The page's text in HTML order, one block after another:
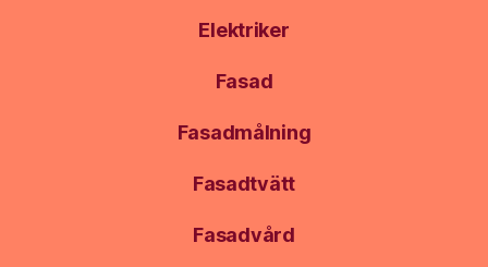
Elektriker
Fasad
Fasadmålning
Fasadtvätt
Fasadvård